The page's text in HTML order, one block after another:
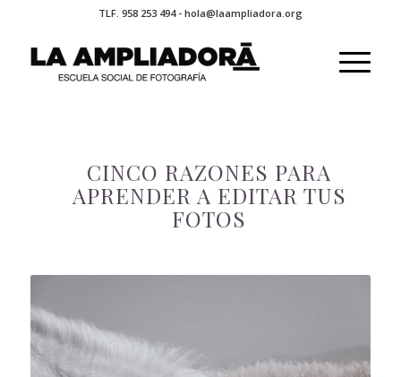
TLF. 958 253 494 - hola@laampliadora.org
CINCO RAZONES PARA
APRENDER A EDITAR TUS
FOTOS